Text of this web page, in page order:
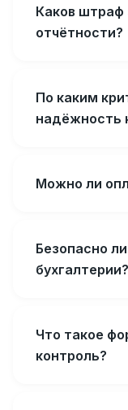
Каков штраф
отчётности?
По каким
надёжность
Можно ли
Безопасно
бухгалтерии?
Что такое
контроль?